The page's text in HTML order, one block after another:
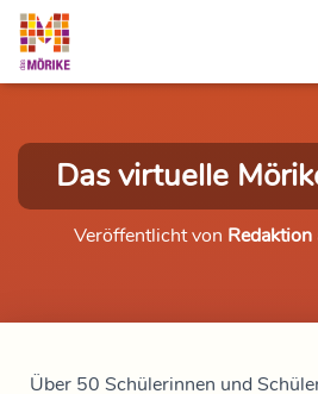
Das virtuelle
Veröffentlicht von Redaktion
Über 50 Schülerinnen und